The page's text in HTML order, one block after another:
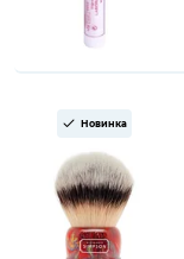
Новинка